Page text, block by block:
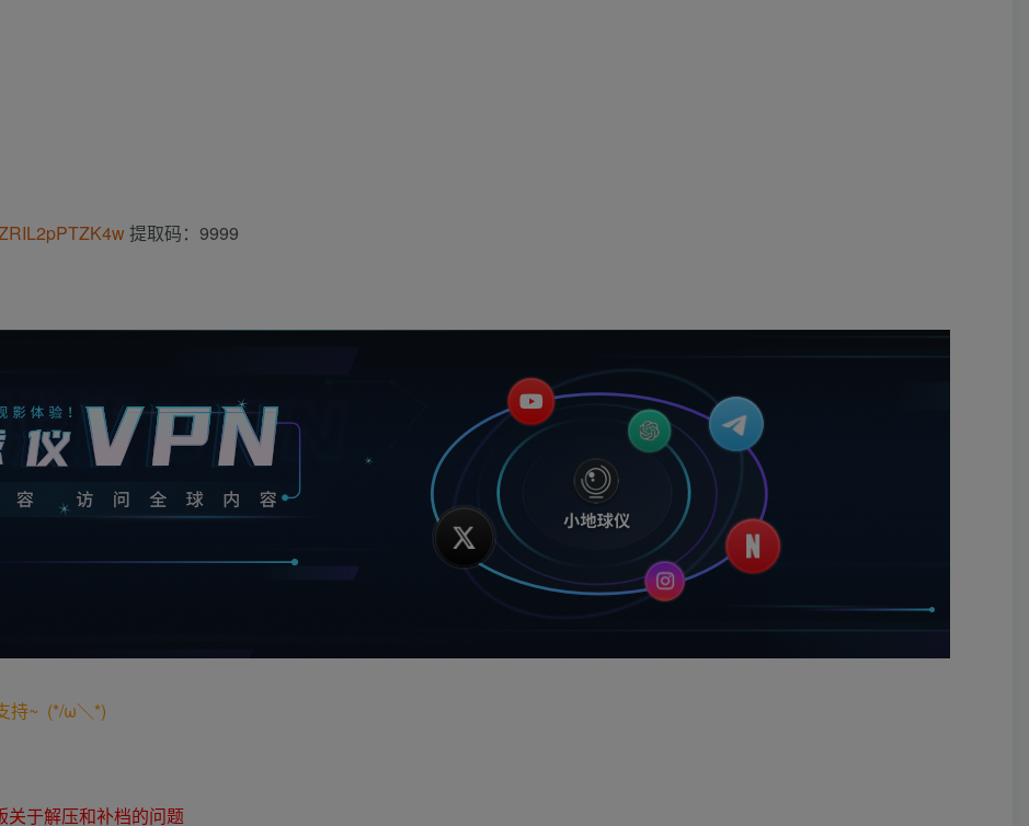
提取码：9999
持~ (*/ω＼*)
关于解压和补档的问题